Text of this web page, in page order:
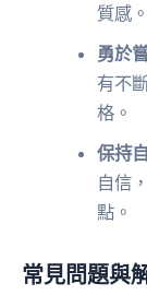
質感。
勇於
有不
格。
保持
自信
點。
常見問題與